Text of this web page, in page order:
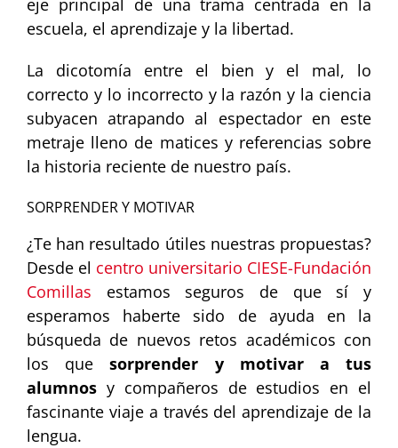
escuela, el aprendizaje y la libertad.
La dicotomía entre el bien y el mal, lo
correcto y lo incorrecto y la razón y la ciencia
subyacen atrapando al espectador en este
metraje lleno de matices y referencias sobre
la historia reciente de nuestro país.
SORPRENDER Y MOTIVAR
¿Te han resultado útiles nuestras propuestas?
Desde el centro universitario CIESE-Fundación
Comillas estamos seguros de que sí y
esperamos haberte sido de ayuda en la
búsqueda de nuevos retos académicos con
los quesorprender y motivar a tus
alumnos y compañeros de estudios en el
fascinante viaje a través del aprendizaje de la
lengua.